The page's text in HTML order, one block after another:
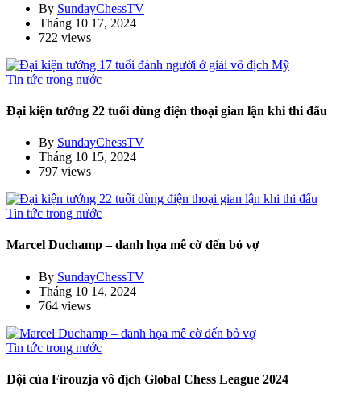
By SundayChessTV
Tháng 10 17, 2024
722 views
Tin tức trong nước
Đại kiện tướng 22 tuổi dùng điện thoại gian lận khi thi đấu
By SundayChessTV
Tháng 10 15, 2024
797 views
Tin tức trong nước
Marcel Duchamp – danh họa mê cờ đến bỏ vợ
By SundayChessTV
Tháng 10 14, 2024
764 views
Tin tức trong nước
Đội của Firouzja vô địch Global Chess League 2024